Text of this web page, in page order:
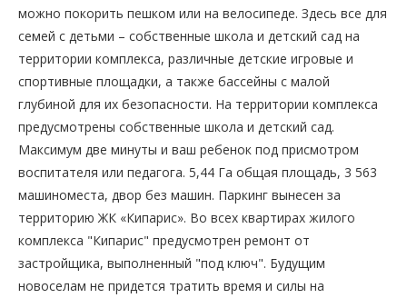
можно покорить пешком или на велосипеде. Здесь все для
семей с детьми – собственные школа и детский сад на
территории комплекса, различные детские игровые и
спортивные площадки, а также бассейны с малой
глубиной для их безопасности. На территории комплекса
предусмотрены собственные школа и детский сад.
Максимум две минуты и ваш ребенок под присмотром
воспитателя или педагога. 5,44 Га общая площадь, 3 563
машиноместа, двор без машин. Паркинг вынесен за
территорию ЖК «Кипарис». Во всех квартирах жилого
комплекса "Кипарис" предусмотрен ремонт от
застройщика, выполненный "под ключ". Будущим
новоселам не придется тратить время и силы на